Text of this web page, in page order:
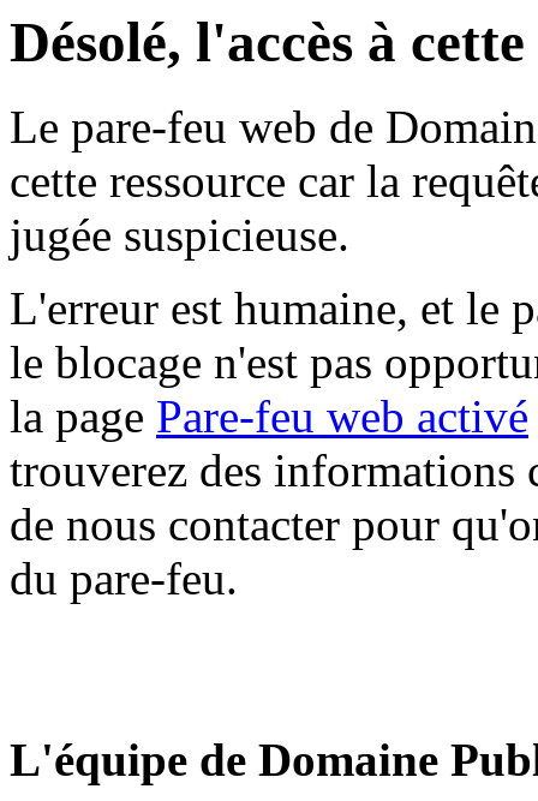
Désolé, l'accès à
Le pare-feu web de
cette ressource car la
jugée suspicieuse.
L'erreur est humaine, et le
le blocage n'est pas
la page Pare-feu web activé
trouverez des informations
de nous contacter pour
du pare-feu.
L'équipe de Domaine